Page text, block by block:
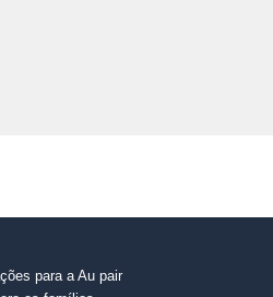
para a Au pair